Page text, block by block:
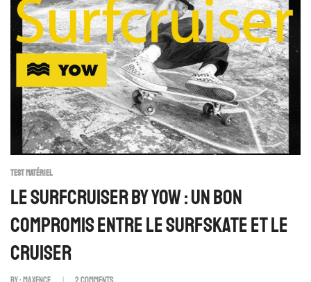
TEST MATÉRIEL
Le Surfcruiser By Yow : Un Bon
Compromis Entre Le Surfskate Et Le
Cruiser